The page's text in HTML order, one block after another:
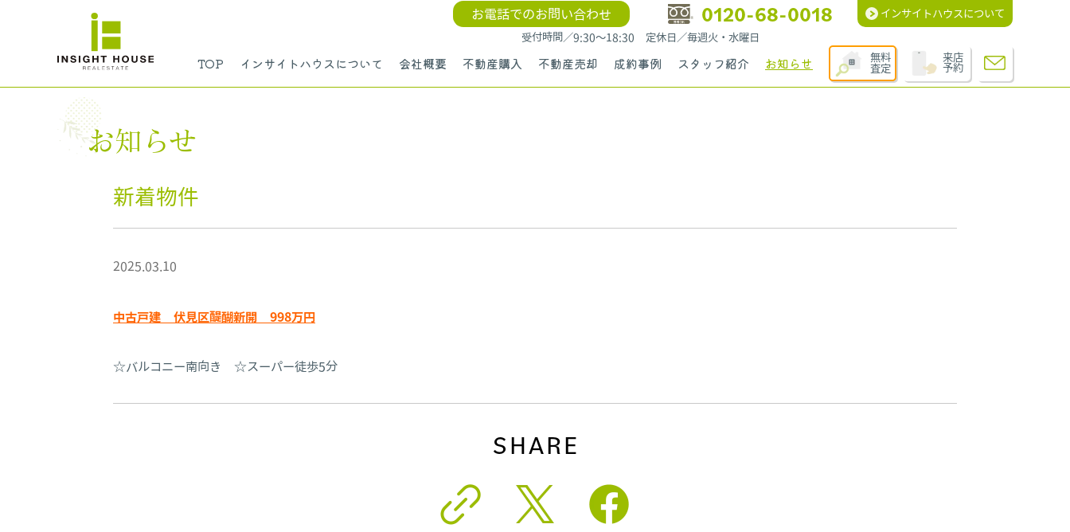
TOP インサイトハウスについて 会社概要 不動産購入 不動産売却 成約事例 スタッフ紹介 お知らせ
無料
査定
来店
予約
お電話でのお問い合わせ 0120-68-0018
受付時間／9:30〜18:30 定休日／毎週火・水曜日
インサイトハウスについて
お知らせ
新着物件
2025.03.10
中古戸建 伏見区醍醐新開 998万円
☆バルコニー南向き ☆スーパー徒歩5分
SHARE